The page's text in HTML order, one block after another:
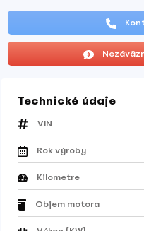
Technické údaje
VIN
Rok výroby
Kilometre
Objem motora